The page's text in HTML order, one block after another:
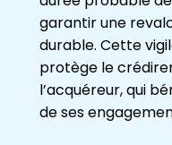
garantir une
durable. Cette
protège le
l’acquéreur, qui
de ses